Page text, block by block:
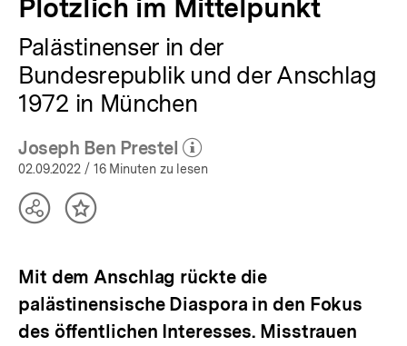
Plötzlich im Mittelpunkt
Palästinenser in der
Bundesrepublik und der Anschlag
1972 in München
Joseph Ben Prestel
(Mehr zum Autor)
öffnen
02.09.2022 / 16 Minuten zu lesen
TeilenInhalt
Mit dem Anschlag rückte die
palästinensische Diaspora in den Fokus
des öffentlichen Interesses. Misstrauen